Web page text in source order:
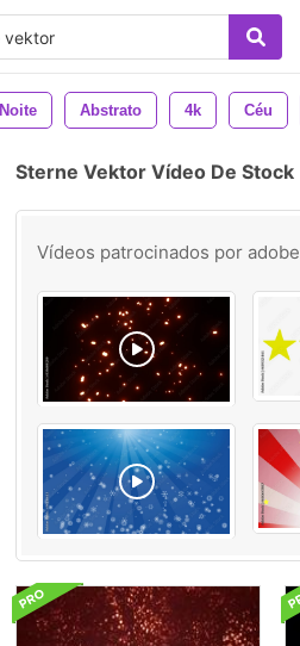
Noite Abstrato 4k Céu
Sterne Vektor Vídeo De Stock
Vídeos patrocinados por adobe